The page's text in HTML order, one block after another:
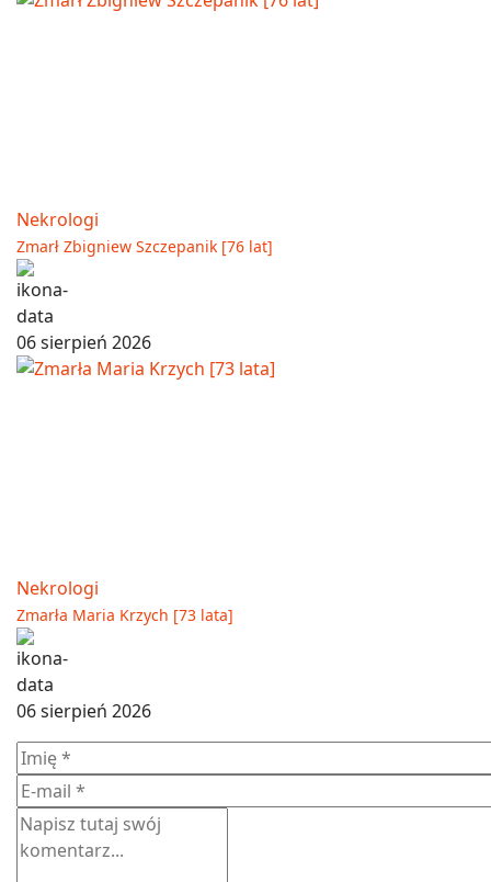
Nekrologi
Zmarł Zbigniew Szczepanik [76 lat]
06 sierpień 2026
Nekrologi
Zmarła Maria Krzych [73 lata]
06 sierpień 2026